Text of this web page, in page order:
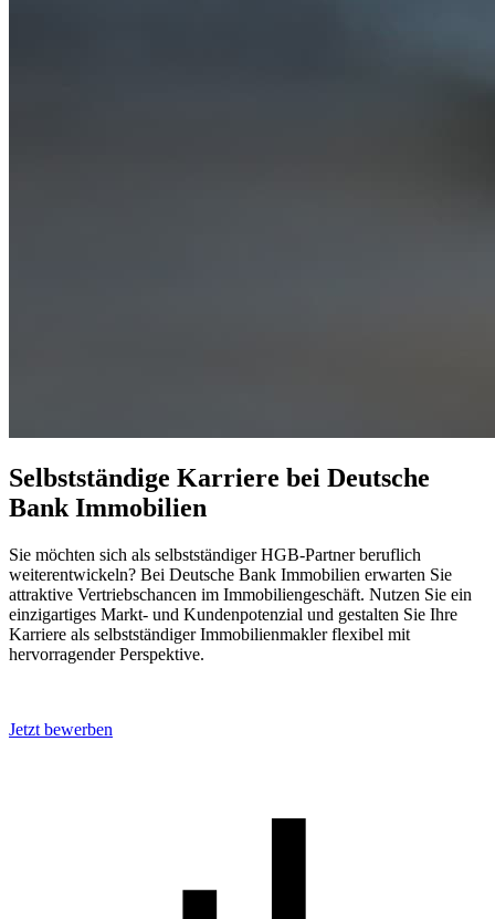
Selbstständige Karriere bei Deutsche
Bank Immobilien
Sie möchten sich als selbstständiger HGB-Partner beruflich
weiterentwickeln? Bei Deutsche Bank Immobilien erwarten Sie
attraktive Vertriebschancen im Immobiliengeschäft. Nutzen Sie ein
einzigartiges Markt- und Kundenpotenzial und gestalten Sie Ihre
Karriere als selbstständiger Immobilienmakler flexibel mit
hervorragender Perspektive.
Jetzt bewerben